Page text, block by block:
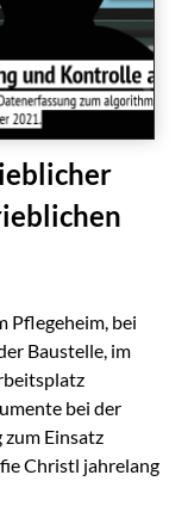
Pflegeheim, bei
Baustelle, im
bei der
Einsatz
Christl jahrelang